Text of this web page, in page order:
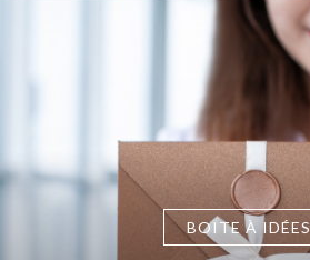
BOITE À IDÉES